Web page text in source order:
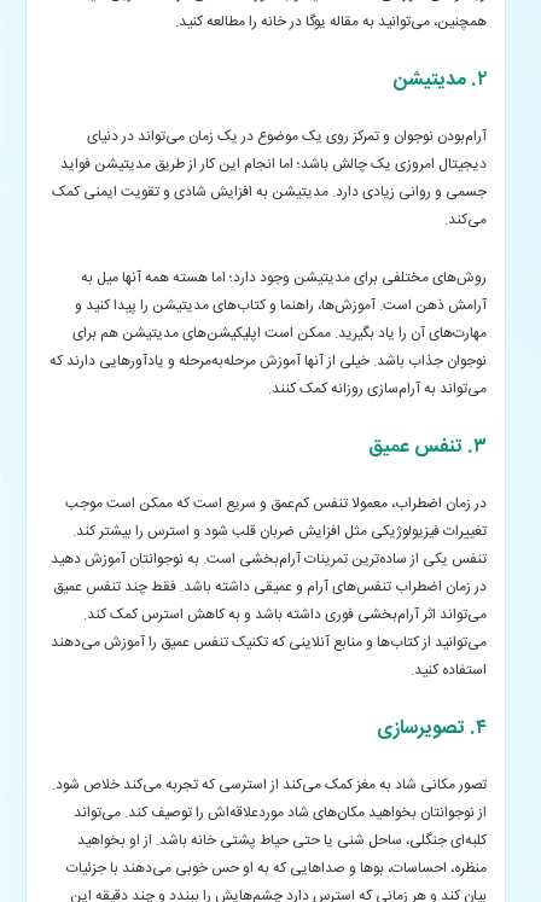
همچنین، می‌توانید به مقاله یوگا در خانه را مطالعه کنید.
۲. مدیتیشن
آرام‌بودن نوجوان و تمرکز روی یک موضوع در یک زمان می‌تواند در دنیای
دیجیتال امروزی یک چالش باشد؛ اما انجام این کار از طریق مدیتیشن فواید
جسمی و روانی زیادی دارد. مدیتیشن به افزایش شادی و تقویت ایمنی کمک
می‌کند.
روش‌های مختلفی برای مدیتیشن وجود دارد؛ اما هسته همه آنها میل به
آرامش ذهن است. آموزش‌ها، راهنما و کتاب‌های مدیتیشن را پیدا کنید و
مهارت‌های آن را یاد بگیرید. ممکن است اپلیکیشن‌های مدیتیشن هم برای
نوجوان جذاب باشد. خیلی از آنها آموزش مرحله‌به‌مرحله و یادآورهایی دارند که
می‌تواند به آرام‌سازی روزانه کمک کنند.
۳. تنفس عمیق
در زمان اضطراب، معمولا تنفس‌ کم‌عمق و سریع است که ممکن است موجب
تغییرات فیزیولوژیکی مثل افزایش ضربان قلب شود و استرس را بیشتر کند.
تنفس یکی از ساده‌ترین تمرینات آرام‌بخشی است.به نوجوانتان آموزش دهید
در زمان اضطراب تنفس‌های آرام و عمیقی داشته باشد. فقط چند تنفس عمیق
می‌تواند اثر آرام‌بخشی فوری داشته باشد و به کاهش استرس کمک کند.
می‌توانید از کتاب‌ها و منابع آنلاینی که تکنیک تنفس عمیق را آموزش می‌دهند
استفاده کنید.
۴. تصویرسازی
تصور مکانی شاد به مغز کمک می‌کند از استرسی که تجربه می‌کند خلاص شود.
از نوجوانتان بخواهید مکان‌های شاد موردعلاقه‌اش را توصیف کند. می‌تواند
کلبه‌ای جنگلی، ساحل شنی یا حتی حیاط پشتی خانه باشد. از او بخواهید
منظره، احساسات، بوها و صداهایی که به او حس خوبی می‌دهند با جزئیات
بیان کند و هر زمانی‌ که استرس دارد چشم‌هایش را ببندد و چند دقیقه این